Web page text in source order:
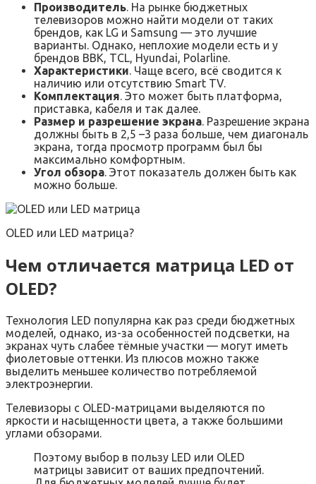
Производитель. На рынке бюджетных
телевизоров можно найти модели от таких
брендов, как LG и Samsung — это лучшие
варианты. Однако, неплохие модели есть и у
брендов BBK, TCL, Hyundai, Polarline.
Характеристики. Чаще всего, всё сводится к
наличию или отсутствию Smart TV.
Комплектация. Это может быть платформа,
приставка, кабеля и так далее.
Размер и разрешение экрана. Разрешение экрана
должны быть в 2,5 –3 раза больше, чем диагональ
экрана, тогда просмотр программ был бы
максимально комфортным.
Угол обзора. Этот показатель должен быть как
можно больше.
OLED или LED матрица?
Чем отличается матрица LED от
OLED?
Технология LED популярна как раз среди бюджетных
моделей, однако, из-за особенностей подсветки, на
экранах чуть слабее тёмные участки — могут иметь
фиолетовые оттенки. Из плюсов можно также
выделить меньшее количество потребляемой
электроэнергии.
Телевизоры с OLED-матрицами выделяются по
яркости и насыщенности цвета, а также большими
углами обзорами.
Поэтому выбор в пользу LED или OLED
матрицы зависит от ваших предпочтений.